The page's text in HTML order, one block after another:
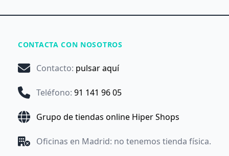
CONTACTA CON NOSOTROS
Contacto: pulsar aquí
Teléfono: 91 141 96 05
Grupo de tiendas online Hiper Shops
Oficinas en Madrid: no tenemos tienda física.